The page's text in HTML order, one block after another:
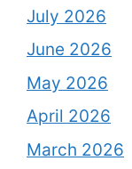
July 2026
June 2026
May 2026
April 2026
March 2026